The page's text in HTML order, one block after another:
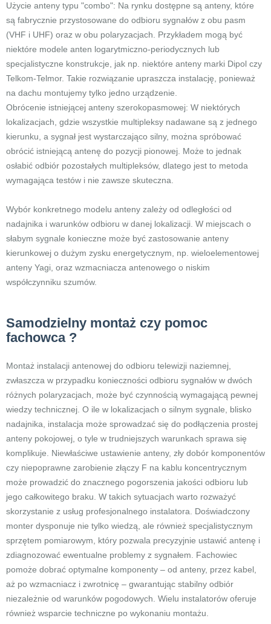
Użycie anteny typu "combo": Na rynku dostępne są anteny, które
są fabrycznie przystosowane do odbioru sygnałów z obu pasm
(VHF i UHF) oraz w obu polaryzacjach. Przykładem mogą być
niektóre modele anten logarytmiczno-periodycznych lub
specjalistyczne konstrukcje, jak np. niektóre anteny marki Dipol czy
Telkom-Telmor. Takie rozwiązanie upraszcza instalację, ponieważ
na dachu montujemy tylko jedno urządzenie.
Obrócenie istniejącej anteny szerokopasmowej: W niektórych
lokalizacjach, gdzie wszystkie multipleksy nadawane są z jednego
kierunku, a sygnał jest wystarczająco silny, można spróbować
obrócić istniejącą antenę do pozycji pionowej. Może to jednak
osłabić odbiór pozostałych multipleksów, dlatego jest to metoda
wymagająca testów i nie zawsze skuteczna.
Wybór konkretnego modelu anteny zależy od odległości od
nadajnika i warunków odbioru w danej lokalizacji. W miejscach o
słabym sygnale konieczne może być zastosowanie anteny
kierunkowej o dużym zysku energetycznym, np. wieloelementowej
anteny Yagi, oraz wzmacniacza antenowego o niskim
współczynniku szumów.
Samodzielny montaż czy pomoc
fachowca ?
Montaż instalacji antenowej do odbioru telewizji naziemnej,
zwłaszcza w przypadku konieczności odbioru sygnałów w dwóch
różnych polaryzacjach, może być czynnością wymagającą pewnej
wiedzy technicznej. O ile w lokalizacjach o silnym sygnale, blisko
nadajnika, instalacja może sprowadzać się do podłączenia prostej
anteny pokojowej, o tyle w trudniejszych warunkach sprawa się
komplikuje. Niewłaściwe ustawienie anteny, zły dobór komponentów
czy niepoprawne zarobienie złączy F na kablu koncentrycznym
może prowadzić do znacznego pogorszenia jakości odbioru lub
jego całkowitego braku. W takich sytuacjach warto rozważyć
skorzystanie z usług profesjonalnego instalatora. Doświadczony
monter dysponuje nie tylko wiedzą, ale również specjalistycznym
sprzętem pomiarowym, który pozwala precyzyjnie ustawić antenę i
zdiagnozować ewentualne problemy z sygnałem. Fachowiec
pomoże dobrać optymalne komponenty – od anteny, przez kabel,
aż po wzmacniacz i zwrotnicę – gwarantując stabilny odbiór
niezależnie od warunków pogodowych. Wielu instalatorów oferuje
również wsparcie techniczne po wykonaniu montażu.